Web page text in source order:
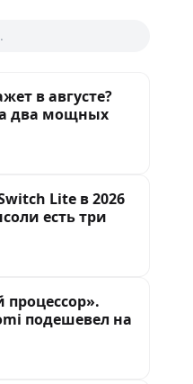
в августе?
два мощных
Lite в 2026
есть три
подешевел на